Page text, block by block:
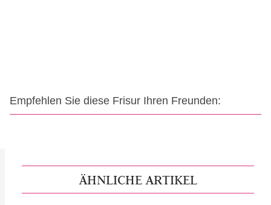
Empfehlen Sie diese Frisur Ihren Freunden:
ÄHNLICHE ARTIKEL